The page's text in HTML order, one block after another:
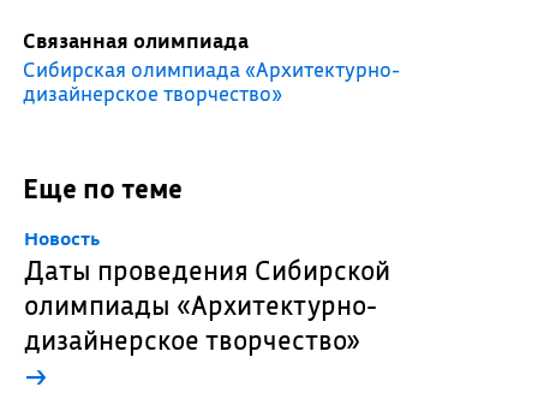
Связанная олимпиада
Сибирская олимпиада «Архитектурно-
дизайнерское творчество»
Еще по теме
Новость
Даты проведения Сибирской
олимпиады «Архитектурно-
дизайнерское творчество»
→